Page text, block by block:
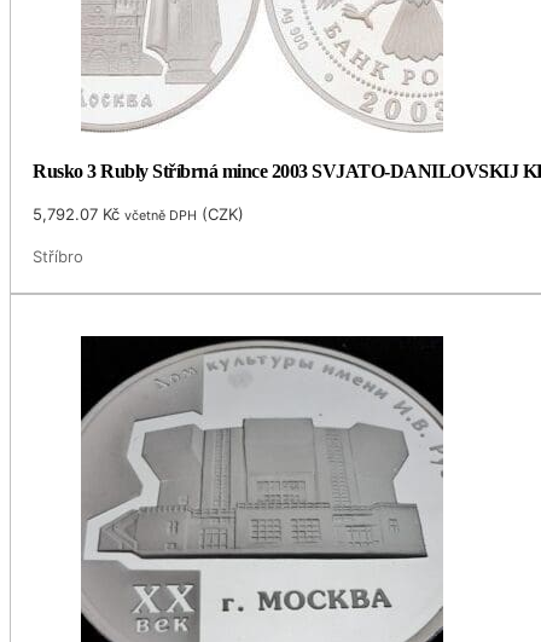
Rusko 3 Rubly Stříbrná mince 2003 SVJATO-DANILOVSKIJ
5,792.07 Kč včetně DPH (CZK)
Stříbro